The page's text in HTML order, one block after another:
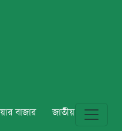
বাজার জাতীয় বিশ্ব